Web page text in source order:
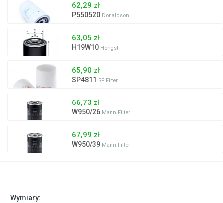
62,29 zł
P550520 Donaldson
63,05 zł
H19W10 Hengst
65,90 zł
SP4811 SF Filter
66,73 zł
W950/26 Mann Filter
67,99 zł
W950/39 Mann Filter
Wymiary: